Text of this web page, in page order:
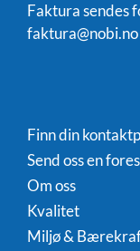
Faktura sendes
faktura@nobi.no
Finn din
Send oss en
Om oss
Kvalitet
Miljø &